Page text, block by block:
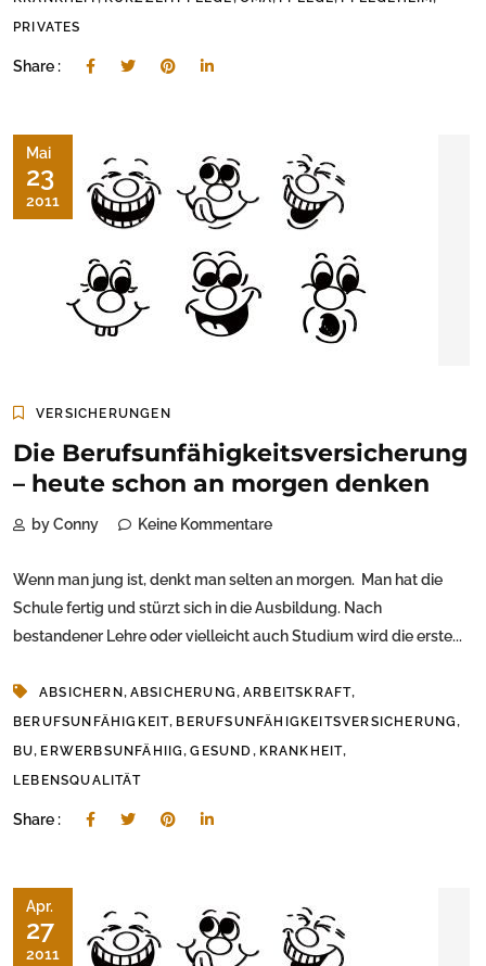
PRIVATES
Share :
Mai
23
2011
VERSICHERUNGEN
Die Berufsunfähigkeitsversicherung
– heute schon an morgen denken
by Conny Keine Kommentare
Wenn man jung ist, denkt man selten an morgen. Man hat die
Schule fertig und stürzt sich in die Ausbildung. Nach
bestandener Lehre oder vielleicht auch Studium wird die erste...
ABSICHERN , ABSICHERUNG,ARBEITSKRAFT,
BERUFSUNFÄHIGKEIT, BERUFSUNFÄHIGKEITSVERSICHERUNG,
BU, ERWERBSUNFÄHIIG,GESUND, KRANKHEIT,
LEBENSQUALITÄT
Share :
Apr.
27
2011